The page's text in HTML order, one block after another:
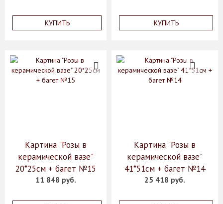
КУПИТЬ КУПИТЬ
Картина "Розы в
керамической вазе"
20*25см + багет №15
11 848 руб.
Картина "Розы в
керамической вазе"
41*51см + багет №14
25 418 руб.